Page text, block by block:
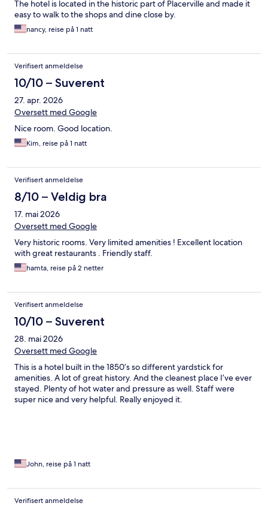
The hotel is located in the historic part of Placerville and made it
easy to walk to the shops and dine close by.
nancy, reise på 1 natt
Verifisert anmeldelse
10/10 – Suverent
27. apr. 2026
Oversett med Google
Nice room. Good location.
Kim, reise på 1 natt
Verifisert anmeldelse
8/10 – Veldig bra
17. mai 2026
Oversett med Google
Very historic rooms. Very limited amenities ! Excellent location
with great restaurants . Friendly staff.
hamta, reise på 2 netter
Verifisert anmeldelse
10/10 – Suverent
28. mai 2026
Oversett med Google
This is a hotel built in the 1850’s so different yardstick for
amenities. A lot of great history. And the cleanest place I’ve ever
stayed. Plenty of hot water and pressure as well. Staff were
super nice and very helpful. Really enjoyed it.
John, reise på 1 natt
Verifisert anmeldelse